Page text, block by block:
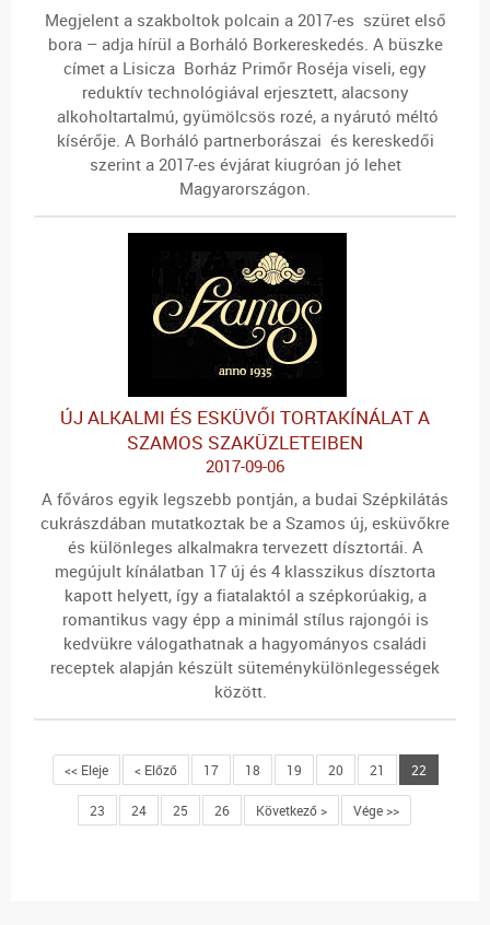
Megjelent a szakboltok polcain a 2017-es szüret első
bora – adja hírül a Borháló Borkereskedés. A büszke
címet a Lisicza Borház Primőr Roséja viseli, egy
reduktív technológiával erjesztett, alacsony
alkoholtartalmú, gyümölcsös rozé, a nyárutó méltó
kísérője. A Borháló partnerborászai és kereskedői
szerint a 2017-es évjárat kiugróan jó lehet
Magyarországon.
ÚJ ALKALMI ÉS ESKÜVŐI TORTAKÍNÁLAT A
SZAMOS SZAKÜZLETEIBEN
2017-09-06
A főváros egyik legszebb pontján, a budai Szépkilátás
cukrászdában mutatkoztak be a Szamos új, esküvőkre
és különleges alkalmakra tervezett dísztortái. A
megújult kínálatban 17 új és 4 klasszikus dísztorta
kapott helyett, így a fiatalaktól a szépkorúakig, a
romantikus vagy épp a minimál stílus rajongói is
kedvükre válogathatnak a hagyományos családi
receptek alapján készült süteménykülönlegességek
között.
<< Eleje < Előző 17 18 19 20 21 22
23 24 25 26 Következő > Vége >>